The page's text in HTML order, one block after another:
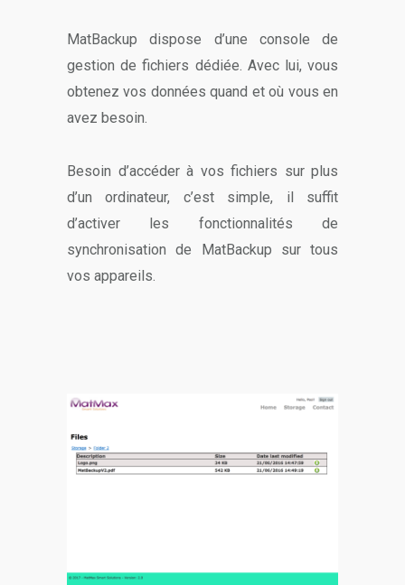
MatBackup dispose d’une console de
gestion de fichiers dédiée. Avec lui, vous
obtenez vos données quand et où vous en
avez besoin.
Besoin d’accéder à vos fichiers sur plus
d’un ordinateur, c’est simple, il suffit
d’activer les fonctionnalités de
synchronisation de MatBackup sur tous
vos appareils.